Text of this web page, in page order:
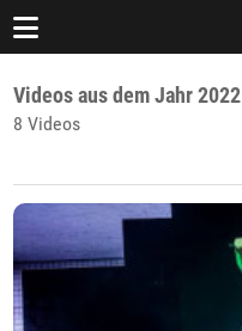
Videos aus dem Jahr 2022
8 Videos